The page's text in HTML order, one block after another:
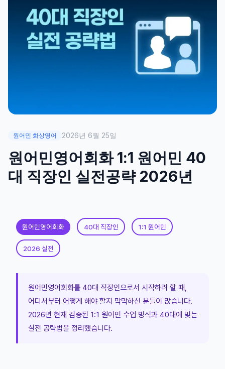
원어민 화상영어 2026년 6월 25일
원어민영어회화 1:1 원어민 40
대 직장인 실전공략 2026년
원어민영어회화 40대 직장인 1:1 원어민
2026 실전
원어민영어회화를 40대 직장인으로서 시작하려 할 때,
어디서부터 어떻게 해야 할지 막막하신 분들이 많습니다.
2026년 현재 검증된 1:1 원어민 수업 방식과 40대에 맞는
실전 공략법을 정리했습니다.